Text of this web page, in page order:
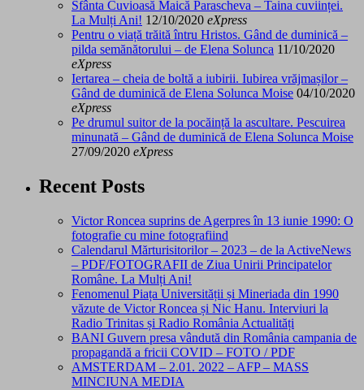
Sfânta Cuvioasă Maică Parascheva – Taina cuviinței.
La Mulți Ani! 12/10/2020 eXpress
Pentru o viață trăită întru Hristos. Gând de duminică –
pilda semănătorului – de Elena Solunca 11/10/2020
eXpress
Iertarea – cheia de boltă a iubirii. Iubirea vrăjmașilor –
Gând de duminică de Elena Solunca Moise 04/10/2020
eXpress
Pe drumul suitor de la pocăință la ascultare. Pescuirea
minunată – Gând de duminică de Elena Solunca Moise
27/09/2020 eXpress
Recent Posts
Victor Roncea suprins de Agerpres în 13 iunie 1990: O
fotografie cu mine fotografiind
Calendarul Mărturisitorilor – 2023 – de la ActiveNews
– PDF/FOTOGRAFII de Ziua Unirii Principatelor
Române. La Mulți Ani!
Fenomenul Piața Universității și Mineriada din 1990
văzute de Victor Roncea și Nic Hanu. Interviuri la
Radio Trinitas și Radio România Actualități
BANI Guvern presa vândută din România campania de
propagandă a fricii COVID – FOTO / PDF
AMSTERDAM – 2.01. 2022 – AFP – MASS
MINCIUNA MEDIA